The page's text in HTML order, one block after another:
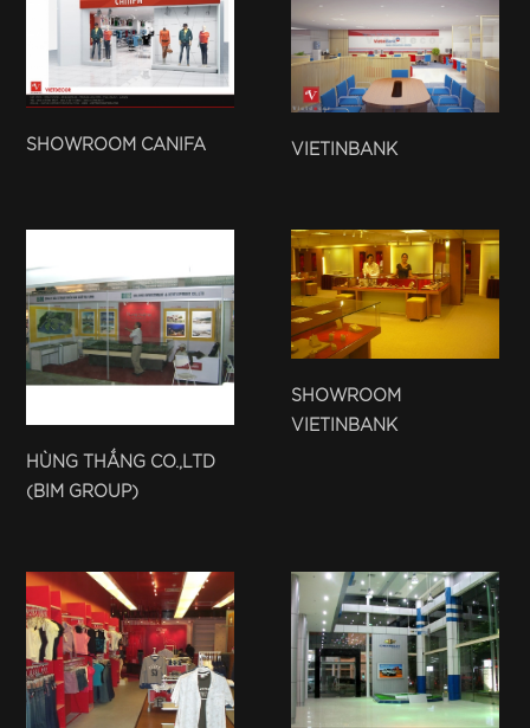
SHOWROOM CANIFA VIETINBANK
HÙNG THẮNG CO.,LTD
(BIM GROUP)
SHOWROOM
VIETINBANK